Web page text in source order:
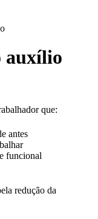
auxílio
que:
antes
funcional
redução da